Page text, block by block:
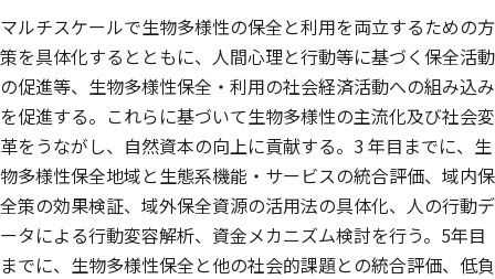
マルチスケールで生物多様性の保全と利用を両立するための方
策を具体化するとともに、人間心理と行動等に基づく保全活動
の促進等、生物多様性保全・利用の社会経済活動への組み込み
を促進する。これらに基づいて生物多様性の主流化及び社会変
革をうながし、自然資本の向上に貢献する。3 年目までに、生
物多様性保全地域と生態系機能・サービスの統合評価、域内保
全策の効果検証、域外保全資源の活用法の具体化、人の行動デ
ータによる行動変容解析、資金メカニズム検討を行う。5年目
までに、生物多様性保全と他の社会的課題との統合評価、低負